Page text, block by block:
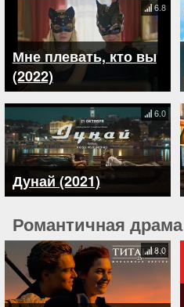
Мне плевать, кто вы
(2022)
6.8
Дунай (2021)
6.0
Романтичная драма
8.0